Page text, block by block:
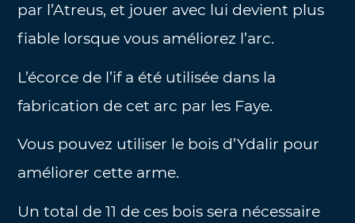
par l’Atreus, et jouer avec lui devient plus
fiable lorsque vous améliorez l’arc.
L’écorce de l’if a été utilisée dans la
fabrication de cet arc par les Faye.
Vous pouvez utiliser le bois d’Ydalir pour
améliorer cette arme.
Un total de 11 de ces bois sera nécessaire